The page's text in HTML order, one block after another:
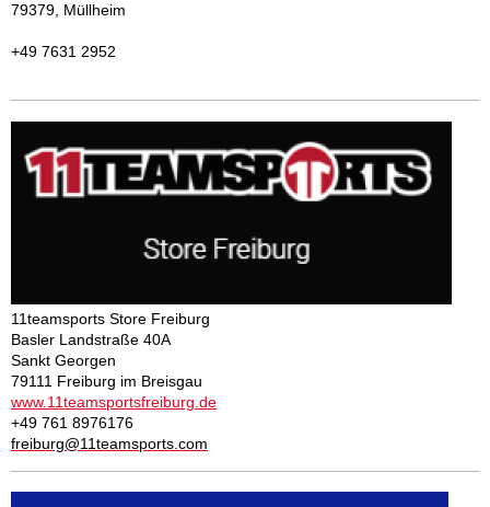
79379, Müllheim
+49 7631 2952
11teamsports Store Freiburg
Basler Landstraße 40A
Sankt Georgen
79111 Freiburg im Breisgau
www.11teamsportsfreiburg.de
+49 761 8976176
freiburg@11teamsports.com